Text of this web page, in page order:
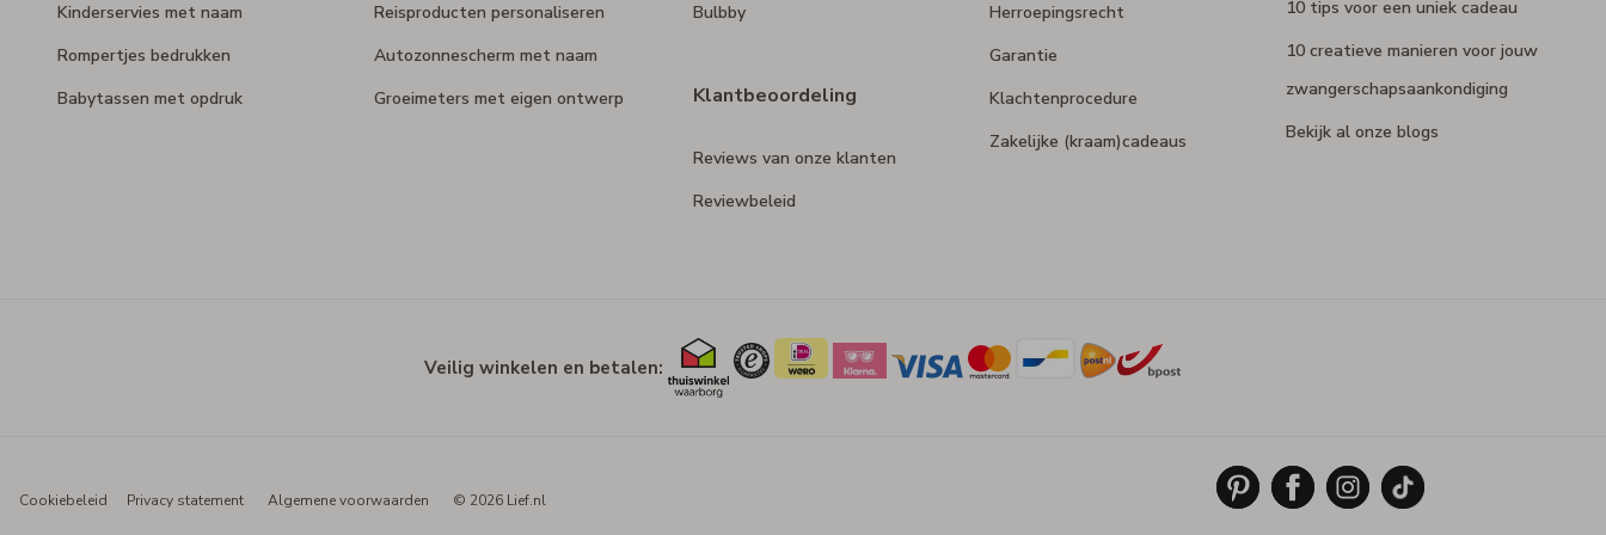
Kinderservies met naam
Rompertjes bedrukken
Babytassen met opdruk
Reisproducten personaliseren
Autozonnescherm met naam
Groeimeters met eigen ontwerp
Bulbby
Klantbeoordeling
Reviews van onze klanten
Reviewbeleid
Herroepingsrecht
Garantie
Klachtenprocedure
Zakelijke (kraam)cadeaus
10 tips voor een uniek cadeau
10 creatieve manieren voor jouw
zwangerschapsaankondiging
Bekijk al onze blogs
Veilig winkelen en betalen:
Cookiebeleid Privacy statement Algemene voorwaarden © 2026 Lief.nl